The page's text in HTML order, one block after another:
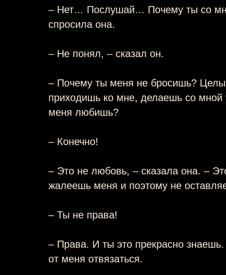
– Нет… Послушай… Почему ты со
спросила она.
– Не понял, – сказал он.
– Почему ты меня не бросишь?
приходишь ко мне, делаешь со
меня любишь?
– Конечно!
– Это не любовь, – сказала она. –
жалеешь меня и поэтому не
– Ты не права!
– Права. И ты это прекрасно
от меня отвязаться.